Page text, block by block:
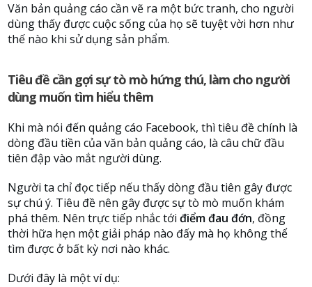
Văn bản quảng cáo cần vẽ ra một bức tranh, cho người
dùng thấy được cuộc sống của họ sẽ tuyệt vời hơn như
thế nào khi sử dụng sản phẩm.
Tiêu đề cần gợi sự tò mò hứng thú, làm cho người
dùng muốn tìm hiểu thêm
Khi mà nói đến quảng cáo Facebook, thì tiêu đề chính là
dòng đầu tiền của văn bản quảng cáo, là câu chữ đầu
tiên đập vào mắt người dùng.
Người ta chỉ đọc tiếp nếu thấy dòng đầu tiên gây được
sự chú ý. Tiêu đề nên gây được sự tò mò muốn khám
phá thêm. Nên trực tiếp nhắc tới điểm đau đớn, đồng
thời hữa hẹn một giải pháp nào đấy mà họ không thể
tìm được ở bất kỳ nơi nào khác.
Dưới đây là một ví dụ: